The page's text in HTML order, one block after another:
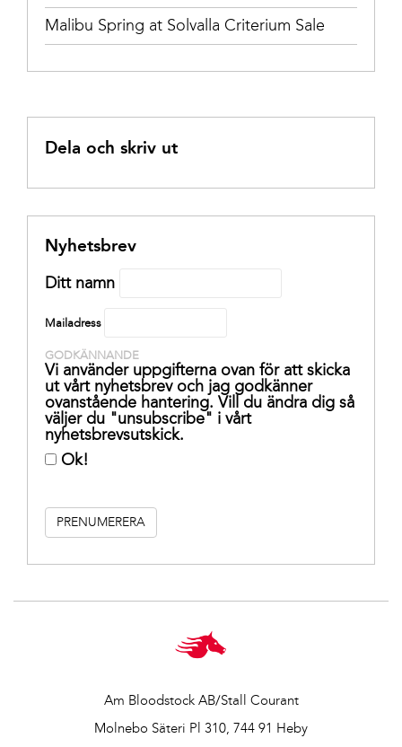
Malibu Spring at Solvalla Criterium Sale
Dela och skriv ut
Nyhetsbrev
Ditt namn
Mailadress
GODKÄNNANDE
Vi använder uppgifterna ovan för att skicka
ut vårt nyhetsbrev och jag godkänner
ovanstående hantering. Vill du ändra dig så
väljer du "unsubscribe" i vårt
nyhetsbrevsutskick.
Ok!
Am Bloodstock AB/Stall Courant
Molnebo Säteri Pl 310, 744 91 Heby